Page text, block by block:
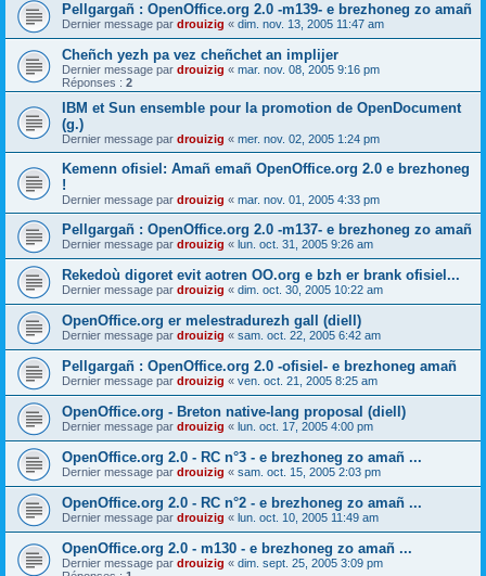
Pellgargañ : OpenOffice.org 2.0 -m139- e brezhoneg zo amañ
Dernier message par drouizig « dim. nov. 13, 2005 11:47 am
Cheñch yezh pa vez cheñchet an implijer
Dernier message par drouizig « mar. nov. 08, 2005 9:16 pm
Réponses : 2
IBM et Sun ensemble pour la promotion de OpenDocument
(g.)
Dernier message par drouizig « mer. nov. 02, 2005 1:24 pm
Kemenn ofisiel: Amañ emañ OpenOffice.org 2.0 e brezhoneg
!
Dernier message par drouizig « mar. nov. 01, 2005 4:33 pm
Pellgargañ : OpenOffice.org 2.0 -m137- e brezhoneg zo amañ
Dernier message par drouizig « lun. oct. 31, 2005 9:26 am
Rekedoù digoret evit aotren OO.org e bzh er brank ofisiel...
Dernier message par drouizig « dim. oct. 30, 2005 10:22 am
OpenOffice.org er melestradurezh gall (diell)
Dernier message par drouizig « sam. oct. 22, 2005 6:42 am
Pellgargañ : OpenOffice.org 2.0 -ofisiel- e brezhoneg amañ
Dernier message par drouizig « ven. oct. 21, 2005 8:25 am
OpenOffice.org - Breton native-lang proposal (diell)
Dernier message par drouizig « lun. oct. 17, 2005 4:00 pm
OpenOffice.org 2.0 - RC n°3 - e brezhoneg zo amañ ...
Dernier message par drouizig « sam. oct. 15, 2005 2:03 pm
OpenOffice.org 2.0 - RC n°2 - e brezhoneg zo amañ ...
Dernier message par drouizig « lun. oct. 10, 2005 11:49 am
OpenOffice.org 2.0 - m130 - e brezhoneg zo amañ ...
Dernier message par drouizig « dim. sept. 25, 2005 3:09 pm